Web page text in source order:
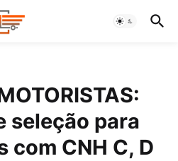
seleção para
com CNH C, D